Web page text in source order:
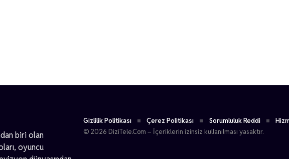
biri olan
oyuncu
Gizlilik Politikası Çerez Politikası Sorumluluk Reddi
© 2026 DiziTele.Com – İçeriklerin izinsiz kullanılması yasaktır.